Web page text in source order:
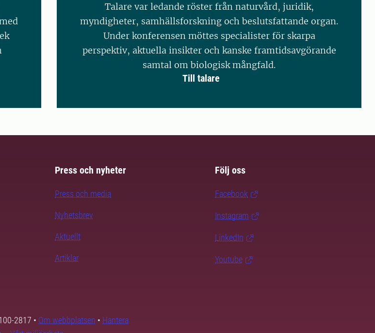
Talare var ledande röster från naturvård, juridik,
myndigheter, samhällsforskning och beslutsfattande organ.
Under konferensen möttes specialister för skarpa
perspektiv, aktuella insikter och kanske framtidsavgörande
samtal om biologisk mångfald.
Till talare
Press och nyheter
Press och media
Nyhetsbrev
Aktuellt
Artiklar
Följ oss
Facebook
Instagram
LinkedIn
Youtube
2817 • Om webbplatsen • Hantera